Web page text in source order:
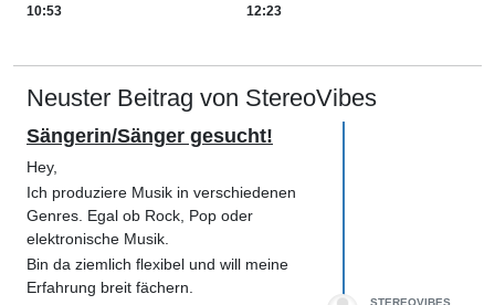
10:53
12:23
Neuster Beitrag von StereoVibes
Sängerin/Sänger gesucht!
Hey,
Ich produziere Musik in verschiedenen
Genres. Egal ob Rock, Pop oder
elektronische Musik.
Bin da ziemlich flexibel und will meine
Erfahrung breit fächern.
STEREOVIBES